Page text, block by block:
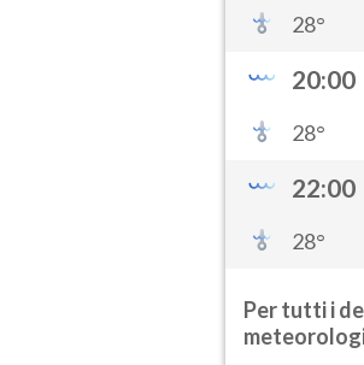
28°
20:00
28°
22:00
28°
Per tutti i